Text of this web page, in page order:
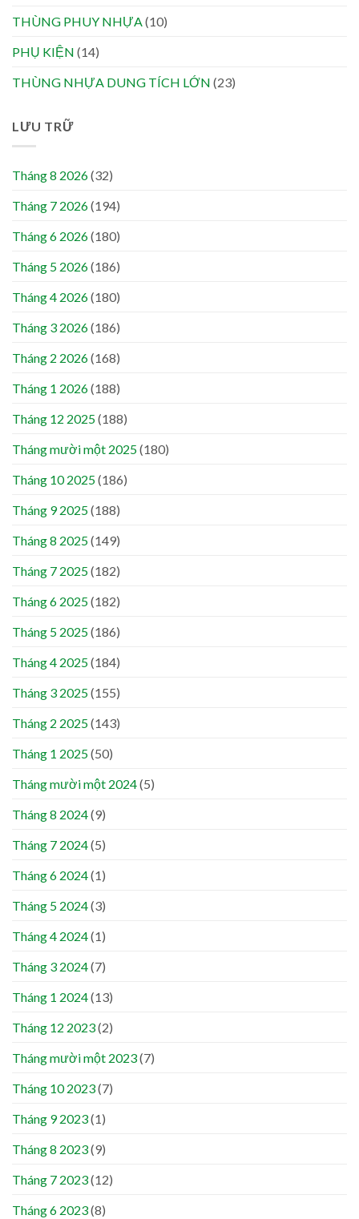
THÙNG PHUY NHỰA(10)
PHỤ KIỆN (14)
THÙNG NHỰA DUNG TÍCH LỚN (23)
LƯU TRỮ
Tháng 8 2026(32)
Tháng 7 2026(194)
Tháng 6 2026(180)
Tháng 5 2026(186)
Tháng 4 2026(180)
Tháng 3 2026(186)
Tháng 2 2026(168)
Tháng 1 2026(188)
Tháng 12 2025(188)
Tháng mười một 2025(180)
Tháng 10 2025(186)
Tháng 9 2025(188)
Tháng 8 2025(149)
Tháng 7 2025(182)
Tháng 6 2025(182)
Tháng 5 2025(186)
Tháng 4 2025(184)
Tháng 3 2025(155)
Tháng 2 2025(143)
Tháng 1 2025(50)
Tháng mười một 2024(5)
Tháng 8 2024(9)
Tháng 7 2024(5)
Tháng 6 2024(1)
Tháng 5 2024(3)
Tháng 4 2024(1)
Tháng 3 2024(7)
Tháng 1 2024(13)
Tháng 12 2023(2)
Tháng mười một 2023(7)
Tháng 10 2023(7)
Tháng 9 2023(1)
Tháng 8 2023(9)
Tháng 7 2023(12)
Tháng 6 2023(8)